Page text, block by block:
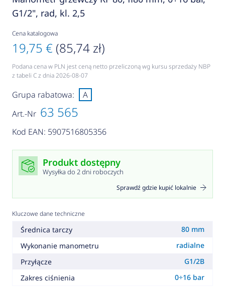
G1/2", rad, kl. 2,5
Cena katalogowa
19,75 € (85,74 zł)
Podana cena w PLN jest ceną netto przeliczoną wg kursu sprzedaży NBP
z tabeli C z dnia 2026-08-07
Art.-Nr 63 565
Kod EAN: 5907516805356
Grupa rabatowa: A
Produkt dostępny
Wysyłka do 2 dni roboczych
Sprawdź gdzie kupić lokalnie
Kluczowe dane techniczne
Średnica tarczy
80 mm
Wykonanie manometru
radialne
Przyłącze
G1/2B
Zakres ciśnienia
0÷16 bar